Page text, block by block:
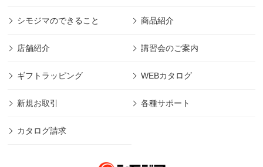
シモジマのできること 商品紹介
店舗紹介 講習会のご案内
ギフトラッピング WEBカタログ
新規お取引 各種サポート
カタログ請求